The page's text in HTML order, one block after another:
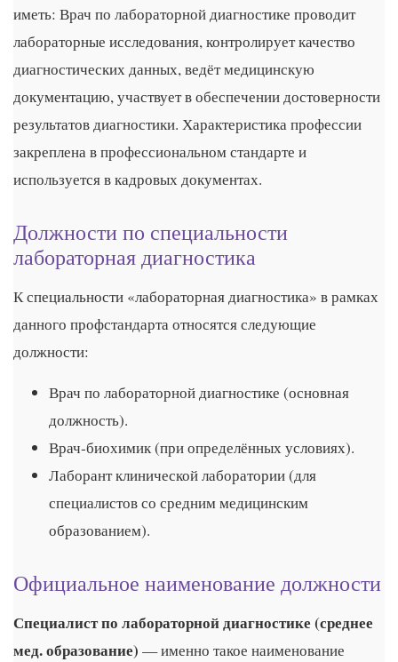
иметь: Врач по лабораторной диагностике проводит
лабораторные исследования, контролирует качество
диагностических данных, ведёт медицинскую
документацию, участвует в обеспечении достоверности
результатов диагностики. Характеристика профессии
закреплена в профессиональном стандарте и
используется в кадровых документах.
Должности по специальности
лабораторная диагностика
К специальности «лабораторная диагностика» в рамках
данного профстандарта относятся следующие
должности:
Врач по лабораторной диагностике (основная
должность).
Врач‑биохимик (при определённых условиях).
Лаборант клинической лаборатории (для
специалистов со средним медицинским
образованием).
Официальное наименование должности
Специалист по лабораторной диагностике (среднее
мед. образование) — именно такое наименование